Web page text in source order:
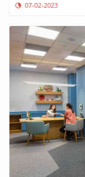
07-02-2023